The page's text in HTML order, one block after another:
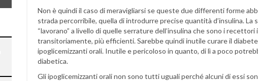
Non è quindi il caso di meravigliarsi se queste due differenti forme
strada percorribile, quella di introdurre precise quantità d’insulina. La
“lavorano” a livello di quelle serrature dell’insulina che sono i
transitoriamente, più efficienti. Sarebbe quindi inutile curare il
ipoglicemizzanti orali. Inutile e pericoloso in quanto, di lì a poco
diabetica.
Gli ipoglicemizzanti orali non sono tutti uguali perché alcuni di essi